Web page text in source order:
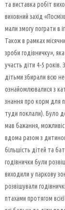
та виставка робіт
виховний захід
мали змогу пограти в
Також в рамках
зроби годівничку»,
участь діти 4-5
дітьми збирали всю
ознайомлювалися з
знання про корм для
туди поклали). Було
мав бажання,
вдома разом з
більшість дітей та
годівнички були
виходили у паркову
розвішували
птахами протягом